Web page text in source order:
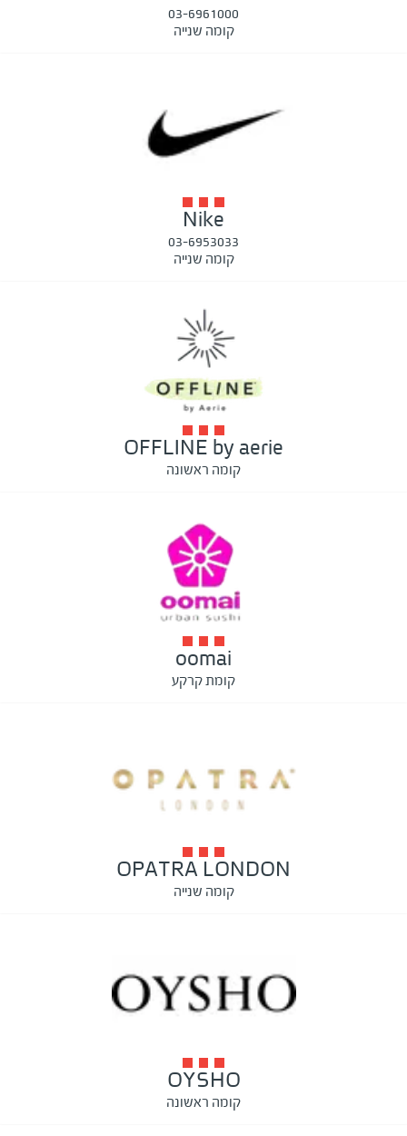
03-6961000
קומה שנייה
Nike
03-6953033
קומה שנייה
OFFLINE by aerie
קומה ראשונה
oomai
קומת קרקע
OPATRA LONDON
קומה שנייה
OYSHO
קומה ראשונה